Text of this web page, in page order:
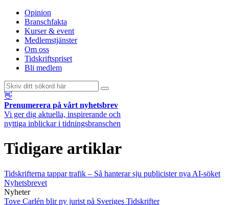
Opinion
Branschfakta
Kurser & event
Medlemstjänster
Om oss
Tidskriftspriset
Bli medlem
👋
Prenumerera på vårt nyhetsbrev
Vi ger dig aktuella, inspirerande och
nyttiga inblickar i tidningsbranschen
Tidigare artiklar
Tidskrifterna tappar trafik – Så hanterar sju publicister nya AI-söket
Nyhetsbrevet
Nyheter
Tove Carlén blir ny jurist på Sveriges Tidskrifter